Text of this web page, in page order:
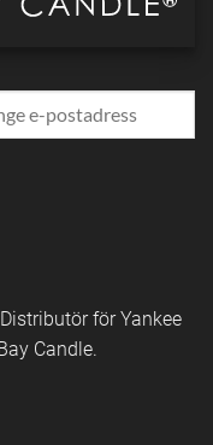
för Yankee
Candle.